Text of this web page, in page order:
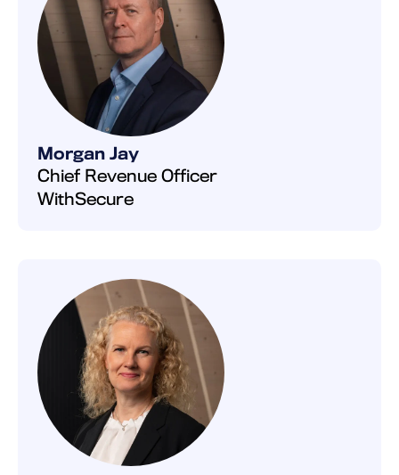
Morgan Jay
Chief Revenue Officer
WithSecure